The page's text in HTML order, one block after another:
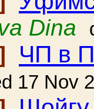
Dina
ЧП в
17 Nov